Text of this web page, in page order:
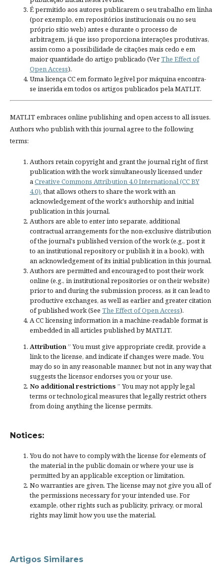
É permitido aos autores publicarem o seu trabalho em linha
(por exemplo, em repositórios institucionais ou no seu
próprio sítio web) antes e durante o processo de
arbitragem, já que isso proporciona interações produtivas,
assim como a possibilidade de citações mais cedo e em
maior quantidade do artigo publicado (VerThe Effect of
Open Access).
Uma licença CC em formato legível por máquina encontra-
se inserida em todos os artigos publicados pela MATLIT.
MATLIT embraces online publishing and open access to all issues.
Authors who publish with this journal agree to the following
terms:
Authors retain copyright and grant the journal right of first
publication with the work simultaneously licensed under
aCreative Commons Attribution 4.0 International (CC BY
4.0), that allows others to share the work with an
acknowledgement of the work's authorship and initial
publication in this journal.
Authors are able to enter into separate, additional
contractual arrangements for the non-exclusive distribution
of the journal's published version of the work (e.g., post it
to an institutional repository or publish it in a book), with
an acknowledgement of its initial publication in this journal.
Authors are permitted and encouraged to post their work
online (e.g., in institutional repositories or on their website)
prior to and during the submission process, as it can lead to
productive exchanges, as well as earlier and greater citation
of published work (See The Effect of Open Access).
A CC licensing information in a machine-readable format is
embedded in all articles published by MATLIT.
Attribution” You must give appropriate credit, provide a
link to the license, andindicate if changes were made. You
may do so in any reasonable manner, but not in any way that
suggests the licensor endorses you or your use.
No additional restrictions ” You may not apply legal
terms ortechnological measuresthat legally restrict others
from doing anything the license permits.
Notices:
You do not have to comply with the license for elements of
the material in the public domain or where your use is
permitted by an applicable exception or limitation.
No warranties are given. The license may not give you all of
the permissions necessary for your intended use. For
example, other rights such as publicity, privacy, or moral
rights may limit how you use the material.
Artigos Similares